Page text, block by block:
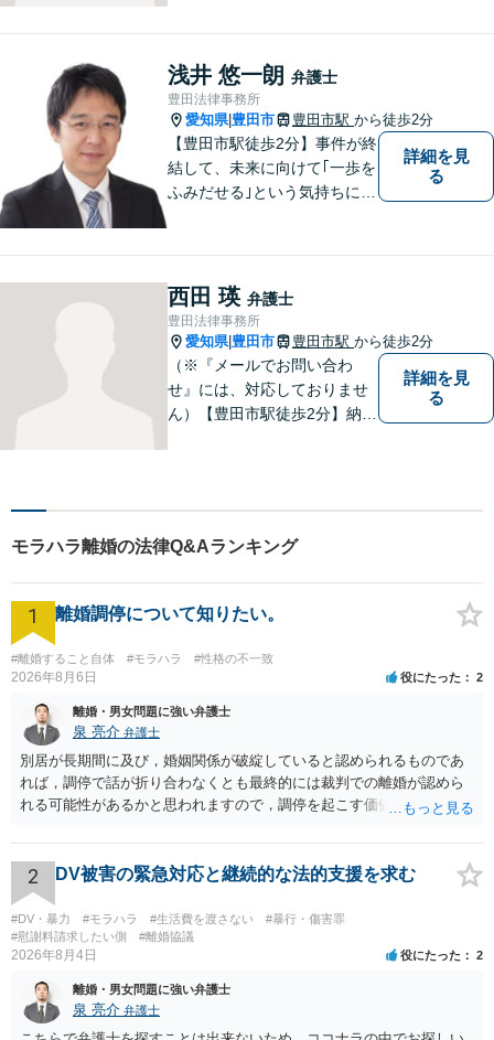
浅井 悠一朗 弁護士
豊田法律事務所
愛知県| 豊田市 豊田市駅 から徒歩2分
【豊田市駅徒歩2分】事件が終
結して、未来に向けて｢一歩を
ふみだせる｣という気持ちに向
のご不安はご相談ください。
【法テラス利用可※ご利用要
件あり】
詳細を見
る
西田 瑛 弁護士
豊田法律事務所
愛知県| 豊田市 豊田市駅 から徒歩2分
（※『メールでお問い合わ
せ』には、対応しておりませ
ん）【豊田市駅徒歩2分】納得
ます。【分割払い対応・法テ
ラス利用可能】費用面のご不
安はご相談ください。
詳細を見
る
モラハラ離婚の法律Q&Aランキング
1 離婚調停について知りたい。
#離婚すること自体 #モラハラ #性格の不一致
2026年8月6日 役にたった 2
離婚・男女問題に強い弁護士
泉 亮介 弁護士
別居が長期間に及び，婚姻関係が破綻していると認められるものであ
れば，調停で話が折り合わなくとも最終的には裁判での離婚が認めら
れる可能性があるかと思われますので，調停を起こす価値はあるよう
は調停が成立するということはないため，相手が合意するメリットを
だしてでも調停で終わらせるよう努めるのか，裁判離婚を見据えて調
停での離婚に固執しないかいずれかの対応は必要となるかと思われま
す。 お一人で対応するのは難しい側面もありますので弁護士を立てる
ことを検討されると良いかと思われます。
2 DV被害の緊急対応と継続的な法的支援を求む
#DV・暴力 #モラハラ #生活費を渡さない
#暴行・傷害罪
#慰謝料請求したい側
#離婚協議
2026年8月4日 役にたった 2
離婚・男女問題に強い弁護士
泉 亮介 弁護士